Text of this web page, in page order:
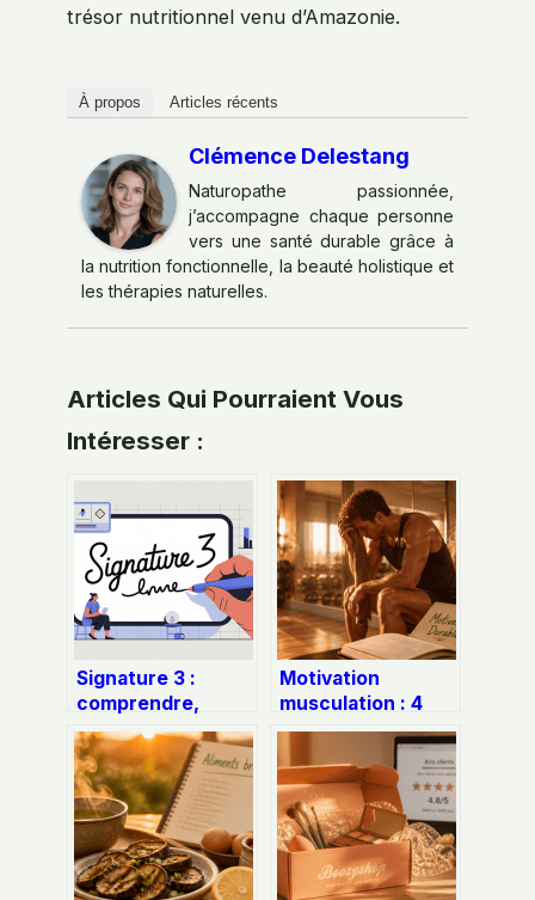
trésor nutritionnel venu d’Amazonie.
À propos Articles récents
Clémence Delestang
Naturopathe passionnée,
j’accompagne chaque personne
vers une santé durable grâce à
la nutrition fonctionnelle, la beauté holistique et
les thérapies naturelles.
Articles Qui Pourraient Vous
Intéresser :
Signature 3 :
comprendre,
choisir et
exploiter cette
écriture élégante
Motivation
musculation : 4
piliers pour bâtir
inébranlable sans
vous épuiser